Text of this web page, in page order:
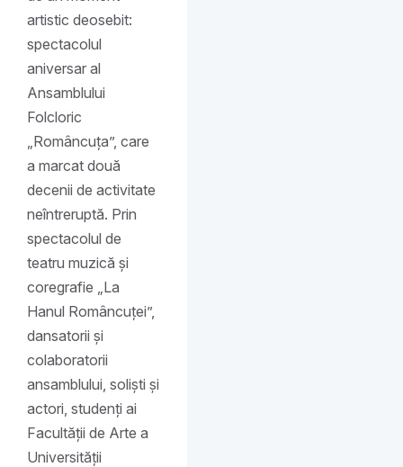
artistic deosebit:
spectacolul
aniversar al
Ansamblului
Folcloric
„Româncuța”, care
a marcat două
decenii de activitate
neîntreruptă. Prin
spectacolul de
teatru muzică și
coregrafie „La
Hanul Româncuței”,
dansatorii și
colaboratorii
ansamblului, soliști și
actori, studenți ai
Facultății de Arte a
Universității